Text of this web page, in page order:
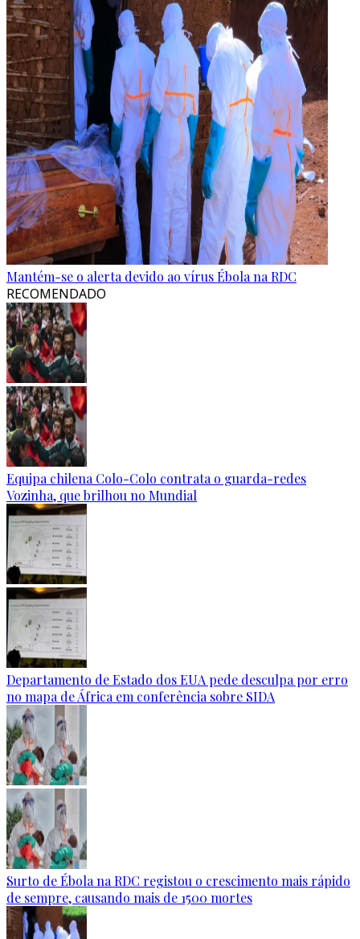
Mantém-se o alerta devido ao vírus Ébola na RDC
RECOMENDADO
Equipa chilena Colo-Colo contrata o guarda-redes
Vozinha, que brilhou no Mundial
Departamento de Estado dos EUA pede desculpa por erro
no mapa de África em conferência sobre SIDA
Surto de Ébola na RDC registou o crescimento mais rápido
de sempre, causando mais de 1500 mortes